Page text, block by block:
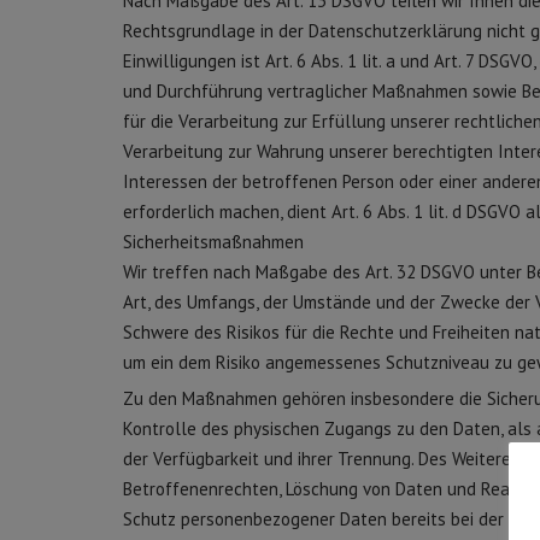
Rechtsgrundlage in der Datenschutzerklärung nicht
Einwilligungen ist Art. 6 Abs. 1 lit. a und Art. 7
und Durchführung vertraglicher Maßnahmen sowie
für die Verarbeitung zur Erfüllung unserer
Verarbeitung zur Wahrung unserer berechtigten
Interessen der betroffenen Person oder einer
erforderlich machen, dient Art. 6 Abs. 1 lit. d DSGVO
Sicherheitsmaßnahmen
Wir treffen nach Maßgabe des Art. 32 DSGVO unter
Art, des Umfangs, der Umstände und der Zwecke
Schwere des Risikos für die Rechte und Freiheiten
um ein dem Risiko angemessenes Schutzniveau zu
Zu den Maßnahmen gehören insbesondere die
Kontrolle des physischen Zugangs zu den Daten,
der Verfügbarkeit und ihrer Trennung. Des Weiteren
Betroffenenrechten, Löschung von Daten und
Schutz personenbezogener Daten bereits bei der